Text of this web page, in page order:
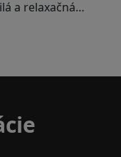
a relaxačná…